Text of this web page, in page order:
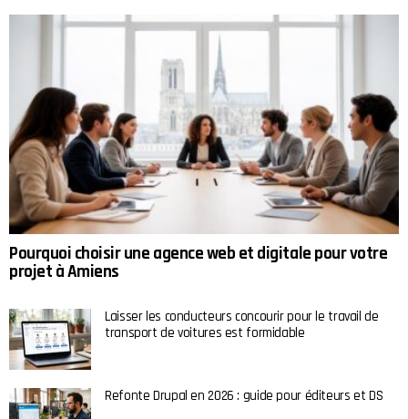
Pourquoi choisir une agence web et digitale pour votre
projet à Amiens
Laisser les conducteurs concourir pour le travail de
transport de voitures est formidable
Refonte Drupal en 2026 : guide pour éditeurs et DS